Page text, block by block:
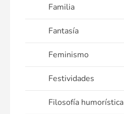
Familia
Fantasía
Feminismo
Festividades
Filosofía humorística